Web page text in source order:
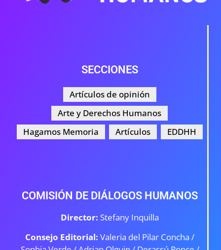
SECCIONES
Artículos de opinión
Arte y Derechos Humanos
Hagamos Memoria
Artículos EDDHH
COMISIÓN DE DIÁLOGOS HUMANOS
Director: Stefany Inquilla
Consejo Editorial: Valeria del Pilar Concha /